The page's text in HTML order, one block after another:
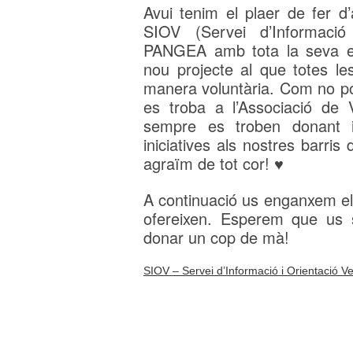
Avui tenim el plaer de fer
SIOV (Servei
PANGEA amb tota la seva
nou projecte al que totes
manera voluntària. Com no
es troba a l’Associació
sempre es troben
iniciatives als nostres barris
agraïm de tot cor! ♥
A continuació us enganxem
ofereixen. Esperem que
donar un cop de mà!
SIOV – Servei d’Informació i Orientació